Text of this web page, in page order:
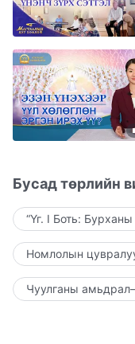
Бусад төрлийн
“Үг. I Боть:
Номлолын
Чуулганы